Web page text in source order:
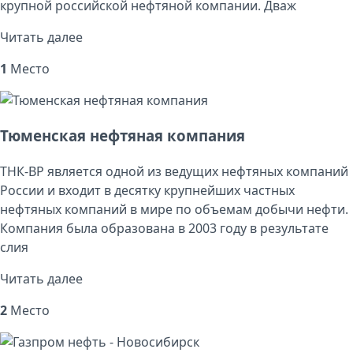
крупной российской нефтяной компании. Дваж
Читать далее
1 Место
Тюменская нефтяная компания
ТНК-ВР является одной из ведущих нефтяных компаний
России и входит в десятку крупнейших частных
нефтяных компаний в мире по объемам добычи нефти.
Компания была образована в 2003 году в результате
слия
Читать далее
2 Место